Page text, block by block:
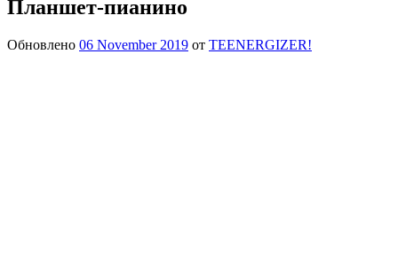
Планшет-пианино
Обновлено 06 November 2019 от TEENERGIZER!